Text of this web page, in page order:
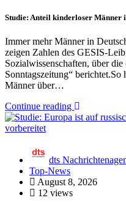
Studie: Anteil kinderloser Männer
Immer mehr Männer in
zeigen Zahlen des GESIS-
Sozialwissenschaften, über
Sonntagszeitung“
Männer über…
Continue reading
dts
Top-News
August 8, 2026
12 views